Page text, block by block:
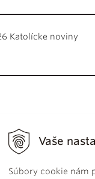
Vaše
Súbory cookie nám
Katolícke noviny
pápežov
vatikánskych
vatikánsky koncil
KBS